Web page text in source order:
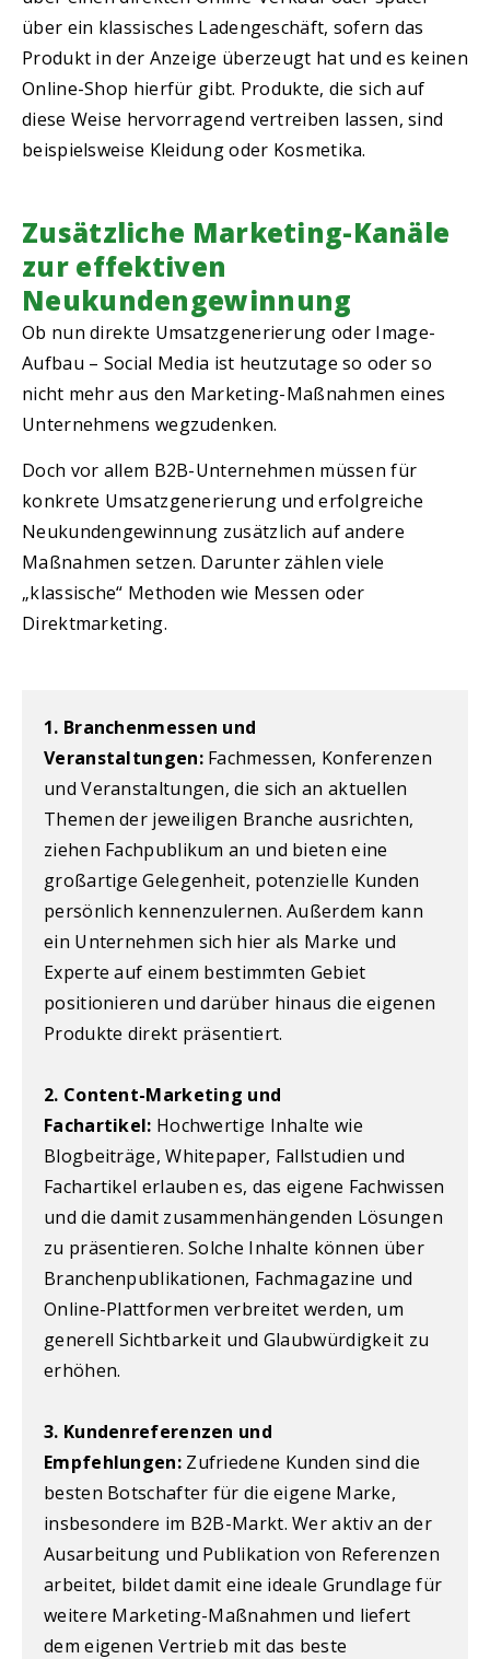
über ein klassisches Ladengeschäft, sofern das
Produkt in der Anzeige überzeugt hat und es keinen
Online-Shop hierfür gibt. Produkte, die sich auf
diese Weise hervorragend vertreiben lassen, sind
beispielsweise Kleidung oder Kosmetika.
Zusätzliche Marketing-Kanäle
zur effektiven
Neukundengewinnung
Ob nun direkte Umsatzgenerierung oder Image-
Aufbau – Social Media ist heutzutage so oder so
nicht mehr aus den Marketing-Maßnahmen eines
Unternehmens wegzudenken.
Doch vor allem B2B-Unternehmen müssen für
konkrete Umsatzgenerierung und erfolgreiche
Neukundengewinnung zusätzlich auf andere
Maßnahmen setzen. Darunter zählen viele
„klassische“ Methoden wie Messen oder
Direktmarketing.
1. Branchenmessen und
Veranstaltungen:Fachmessen, Konferenzen
und Veranstaltungen, die sich an aktuellen
Themen der jeweiligen Branche ausrichten,
ziehen Fachpublikum an und bieten eine
großartige Gelegenheit, potenzielle Kunden
persönlich kennenzulernen. Außerdem kann
ein Unternehmen sich hier als Marke und
Experte auf einem bestimmten Gebiet
positionieren und darüber hinaus die eigenen
Produkte direkt präsentiert.
2. Content-Marketing und
Fachartikel: Hochwertige Inhalte wie
Blogbeiträge, Whitepaper, Fallstudien und
Fachartikel erlauben es, das eigene Fachwissen
und die damit zusammenhängenden Lösungen
zu präsentieren. Solche Inhalte können über
Branchenpublikationen, Fachmagazine und
Online-Plattformen verbreitet werden, um
generell Sichtbarkeit und Glaubwürdigkeit zu
erhöhen.
3. Kundenreferenzen und
Empfehlungen:Zufriedene Kunden sind die
besten Botschafter für die eigene Marke,
insbesondere im B2B-Markt. Wer aktiv an der
Ausarbeitung und Publikation von Referenzen
arbeitet, bildet damit eine ideale Grundlage für
weitere Marketing-Maßnahmen und liefert
dem eigenen Vertrieb mit das beste